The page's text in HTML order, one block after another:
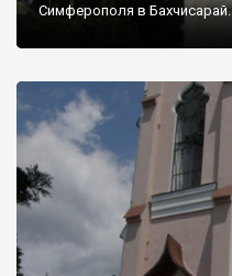
Симферополя в Бахчисарай.